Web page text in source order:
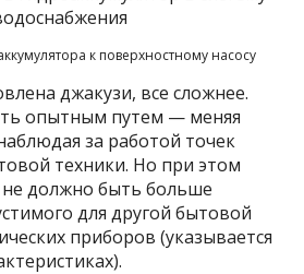
к поверхностному насосу
джакузи, все сложнее.
опытным путем — меняя
за работой точек
техники. Но при этом
не должно быть больше
для другой бытовой
приборов (указывается